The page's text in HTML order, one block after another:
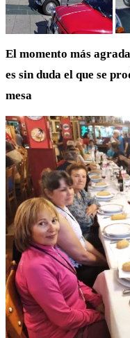
El momento más
es sin duda el que se
mesa